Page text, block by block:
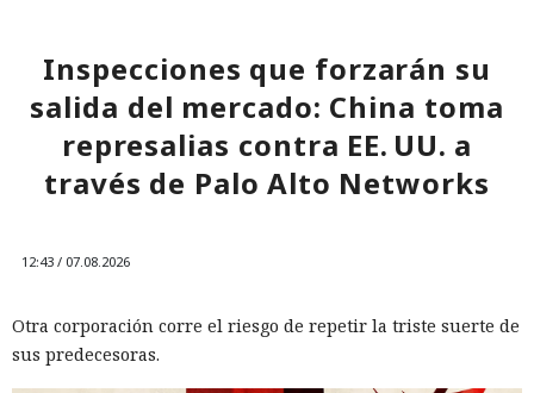
Inspecciones que forzarán su
salida del mercado: China toma
represalias contra EE. UU. a
través de Palo Alto Networks
12:43 / 07.08.2026
Otra corporación corre el riesgo de repetir la triste suerte de
sus predecesoras.